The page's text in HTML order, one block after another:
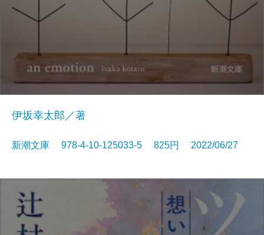
伊坂幸太郎／著
新潮文庫 978-4-10-125033-5 825円 2022/06/27